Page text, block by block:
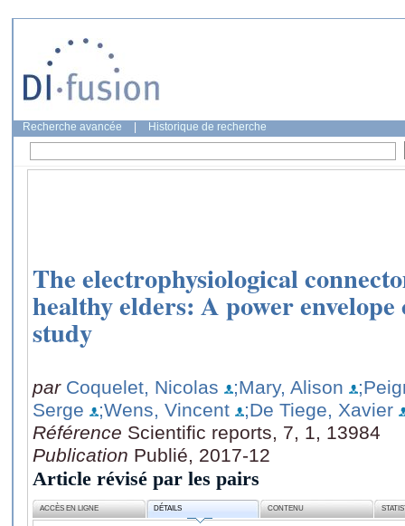
Recherche avancée Historique de recherche
The electrophysiological
healthy elders: A power
study
par Coquelet, Nicolas ;Mary, Alison
Serge
;Wens, Vincent
;De Tiege, Xavier
Référence Scientific reports, 7, 1, 13984
Publication Publié, 2017-12
Article révisé par les pairs
ACCÈS EN LIGNE DÉTAILS CONTENU